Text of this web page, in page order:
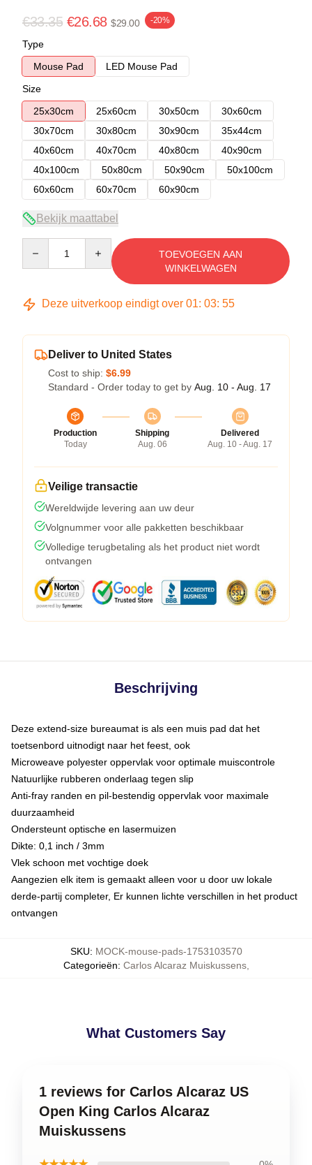
€33.35 €26.68 $29.00 -20%
Type
Mouse Pad
LED Mouse Pad
Size
25x30cm
25x60cm 30x50cm
30x60cm
30x70cm
30x80cm 30x90cm
35x44cm
40x60cm
40x70cm 40x80cm
40x90cm
40x100cm
50x80cm 50x90cm
50x100cm
60x60cm
60x70cm 60x90cm
Bekijk maattabel
TOEVOEGEN AAN
WINKELWAGEN
Deze uitverkoop eindigt over 01: 03: 54
Deliver to United States
Cost to ship: $6.99
Standard - Order today to get by Aug. 10 - Aug. 17
Production
Today
Shipping
Aug. 06
Delivered
Aug. 10 - Aug. 17
Veilige transactie
Wereldwijde levering aan uw deur
Volgnummer voor alle pakketten beschikbaar
Volledige terugbetaling als het product niet wordt
ontvangen
Beschrijving
Deze extend-size bureaumat is als een muis pad dat het
toetsenbord uitnodigt naar het feest, ook
Microweave polyester oppervlak voor optimale muiscontrole
Natuurlijke rubberen onderlaag tegen slip
Anti-fray randen en pil-bestendig oppervlak voor maximale
duurzaamheid
Ondersteunt optische en lasermuizen
Dikte: 0,1 inch / 3mm
Vlek schoon met vochtige doek
Aangezien elk item is gemaakt alleen voor u door uw lokale
derde-partij completer, Er kunnen lichte verschillen in het product
ontvangen
SKU: MOCK-mouse-pads-1753103570
Categorieën: Carlos Alcaraz Muiskussens,
What Customers Say
1 reviews for Carlos Alcaraz US
Open King Carlos Alcaraz
Muiskussens